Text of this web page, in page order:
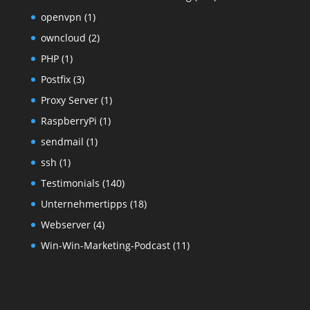
openvpn (1)
owncloud (2)
PHP(1)
Postfix(3)
Proxy Server(1)
RaspberryPi (1)
sendmail (1)
ssh (1)
Testimonials (140)
Unternehmertipps (18)
Webserver(4)
Win-Win-Marketing-Podcast(11)